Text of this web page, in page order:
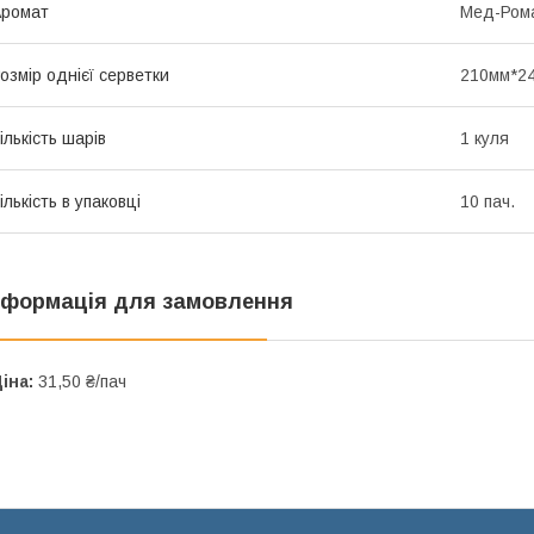
Мед-
однієї серветки
шарів 1 куля
в упаковці 10 пач.
для замовлення
31,50 ₴/пач